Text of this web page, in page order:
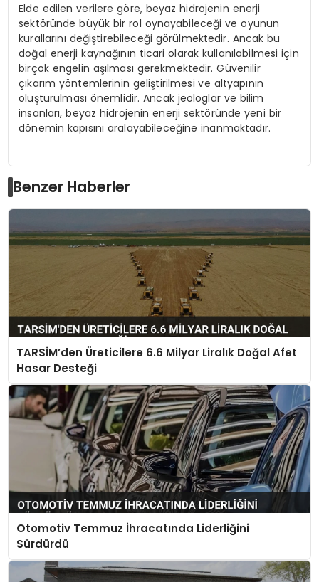
Elde edilen verilere göre, beyaz hidrojenin enerji
sektöründe büyük bir rol oynayabileceği ve oyunun
kurallarını değiştirebileceği görülmektedir. Ancak bu
doğal enerji kaynağının ticari olarak kullanılabilmesi için
birçok engelin aşılması gerekmektedir. Güvenilir
çıkarım yöntemlerinin geliştirilmesi ve altyapının
oluşturulması önemlidir. Ancak jeologlar ve bilim
insanları, beyaz hidrojenin enerji sektöründe yeni bir
dönemin kapısını aralayabileceğine inanmaktadır.
Benzer Haberler
TARSİM’den Üreticilere 6.6 Milyar Liralık Doğal Afet
Hasar Desteği
Otomotiv Temmuz İhracatında Liderliğini
Sürdürdü